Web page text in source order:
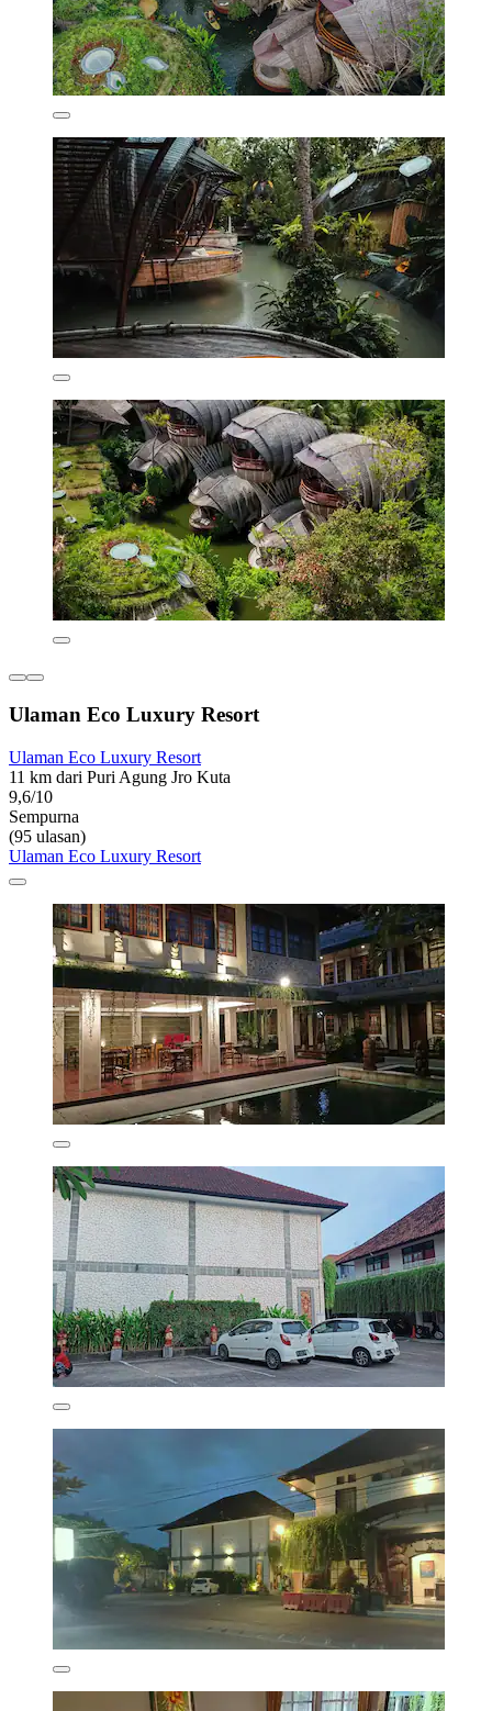
Ulaman Eco Luxury Resort
Ulaman Eco Luxury Resort
11 km dari Puri Agung Jro Kuta
9,6/10
Sempurna
(95 ulasan)
Ulaman Eco Luxury Resort